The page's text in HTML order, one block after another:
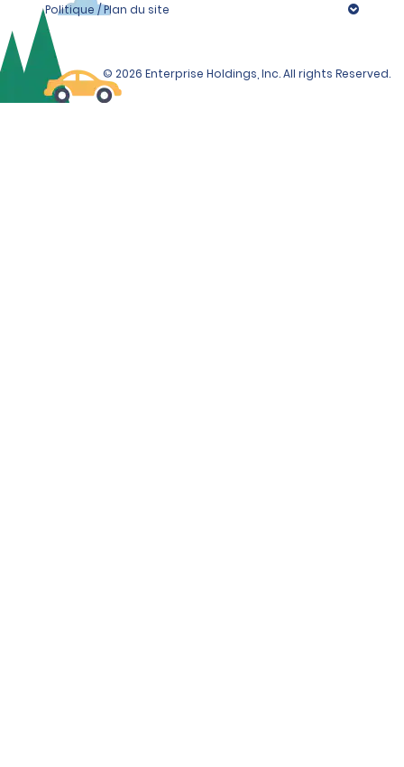
Politique / Plan du site
© 2026 Enterprise Holdings, Inc. All rights Reserved.